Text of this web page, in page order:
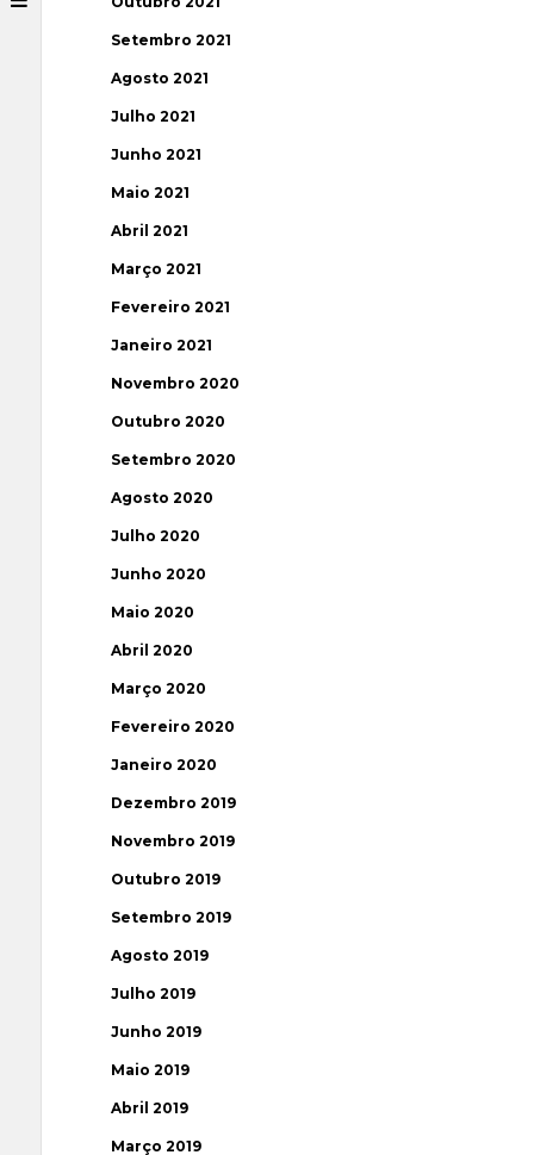
Setembro 2021
Agosto 2021
Julho 2021
Junho 2021
Maio 2021
Abril 2021
Março 2021
Fevereiro 2021
Janeiro 2021
Novembro 2020
Outubro 2020
Setembro 2020
Agosto 2020
Julho 2020
Junho 2020
Maio 2020
Abril 2020
Março 2020
Fevereiro 2020
Janeiro 2020
Dezembro 2019
Novembro 2019
Outubro 2019
Setembro 2019
Agosto 2019
Julho 2019
Junho 2019
Maio 2019
Abril 2019
Março 2019